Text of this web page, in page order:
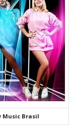
Music Brasil